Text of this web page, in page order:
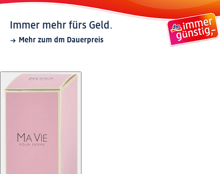
Immer mehr fürs Geld.
Mehr zum dm Dauerpreis